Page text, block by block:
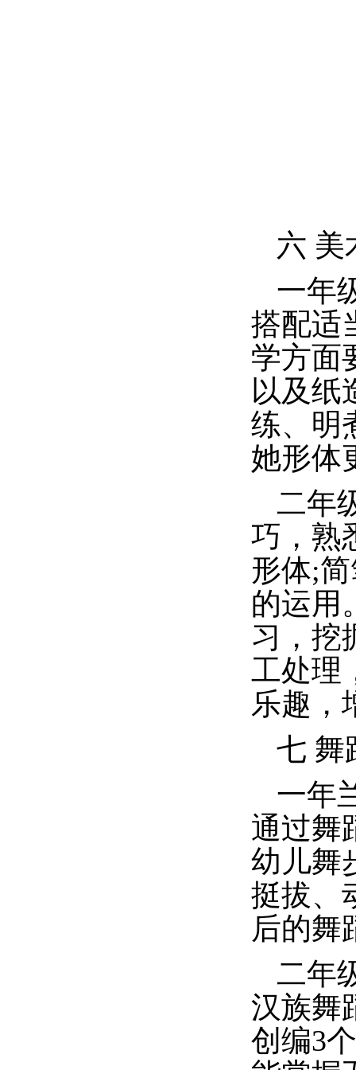
六 美
一年
搭配适
学方面
以及纸
练、明
她形体
二年
巧，熟
形体;
的运用
习，挖
工处理
乐趣，
七 舞
一年
通过舞
幼儿舞
挺拔、
后的舞
二年
汉族舞
创编3